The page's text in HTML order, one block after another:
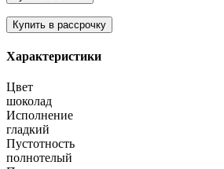
Характеристики
Цвет
шоколад
Исполнение
гладкий
Пустотность
полнотелый